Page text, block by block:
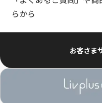
らから
お客さま